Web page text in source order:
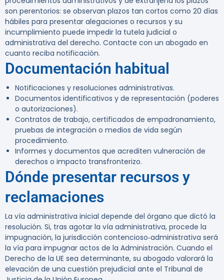
son perentorios: se observan plazos tan cortos como 20 días
hábiles para presentar alegaciones o recursos y su
incumplimiento puede impedir la tutela judicial o
administrativa del derecho. Contacte con un abogado en
cuanto reciba notificación.
Documentación habitual
Notificaciones y resoluciones administrativas.
Documentos identificativos y de representación (poderes
o autorizaciones).
Contratos de trabajo, certificados de empadronamiento,
pruebas de integración o medios de vida según
procedimiento.
Informes y documentos que acrediten vulneración de
derechos o impacto transfronterizo.
Dónde presentar recursos y
reclamaciones
La vía administrativa inicial depende del órgano que dictó la
resolución. Si, tras agotar la vía administrativa, procede la
impugnación, la jurisdicción contencioso‑administrativa será
la vía para impugnar actos de la Administración. Cuando el
Derecho de la UE sea determinante, su abogado valorará la
elevación de una cuestión prejudicial ante el Tribunal de